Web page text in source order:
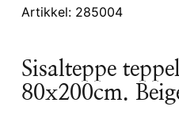
Artikkel: 285004
Sisalteppe
80x200cm.